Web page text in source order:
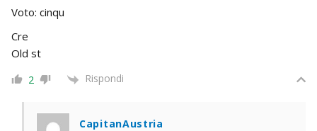
Voto: cinqu
Cre
Old st
2 Rispondi
CapitanAustria